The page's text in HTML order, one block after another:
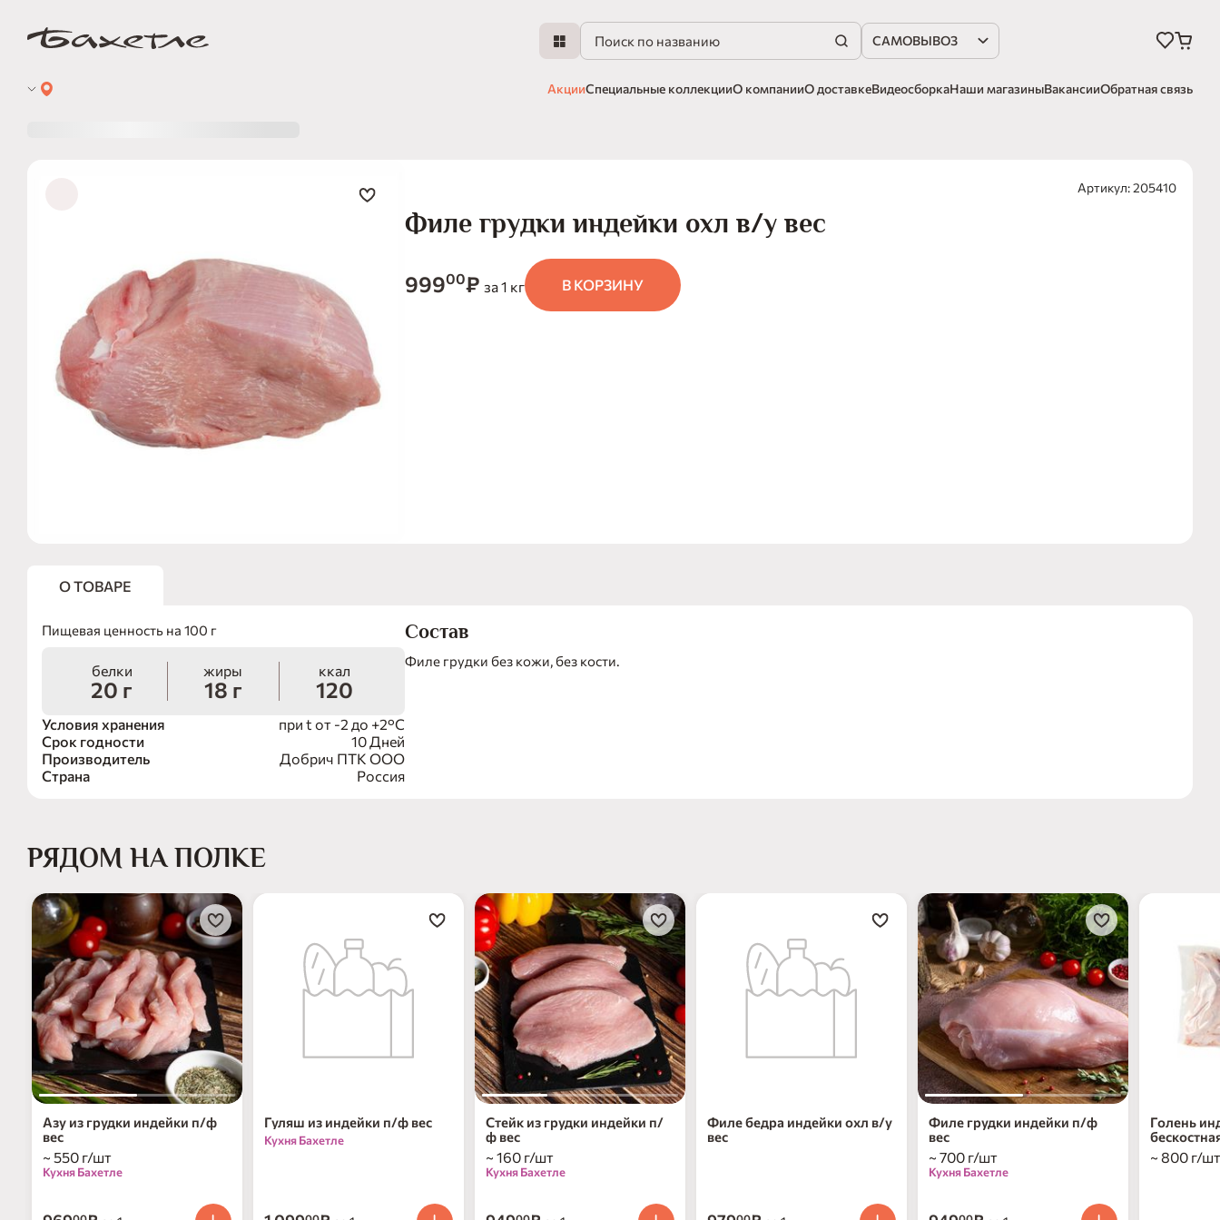
САМОВЫВОЗ
АкцииСпециальные коллекцииО компанииО доставкеВидеосборкаНаши магазиныВакансииОбратная связь
Филе грудки индейки охл в/у вес
99900₽ за 1 кг В КОРЗИНУ
Артикул: 205410
О ТОВАРЕ
Пищевая ценность на 100 г
белки
20 г
жиры
18 г
ккал
120
Условия хранения
при t от -2 до +2°С
Срок годности
10 Дней
Производитель
Добрич ПТК ООО
Страна
Россия
Состав
Филе грудки без кожи, без кости.
РЯДОМ НА ПОЛКЕ
Азу из грудки индейки п/ф
вес
~ 550 г/шт
Кухня Бахетле
Гуляш из индейки п/ф вес
Кухня Бахетле
Стейк из грудки индейки п/
ф вес
~ 160 г/шт
Кухня Бахетле
Филе бедра индейки охл в/у
вес
Филе грудки индейки п/ф
вес
~ 700 г/шт
Кухня Бахетле
нет в
Голень
~ 800 г/шт